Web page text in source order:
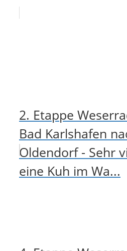
2. Etappe
Bad Karlshafen
Oldendorf - Sehr
eine Kuh im Wa...